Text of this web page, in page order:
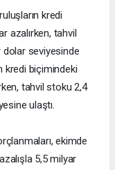
kredi
azalırken, tahvil
dolar seviyesinde
kredi biçimindeki
tahvil stoku 2,4
ulaştı.
ekimde
5,5 milyar